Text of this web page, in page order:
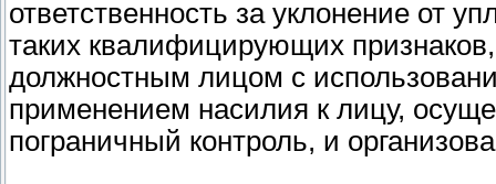
ответственность за уклонение от
таких квалифицирующих
должностным лицом с
применением насилия к лицу,
пограничный контроль, и